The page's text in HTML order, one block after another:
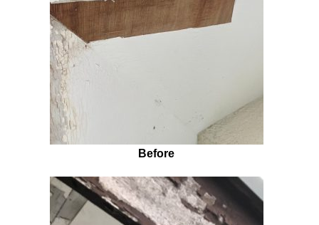
Before